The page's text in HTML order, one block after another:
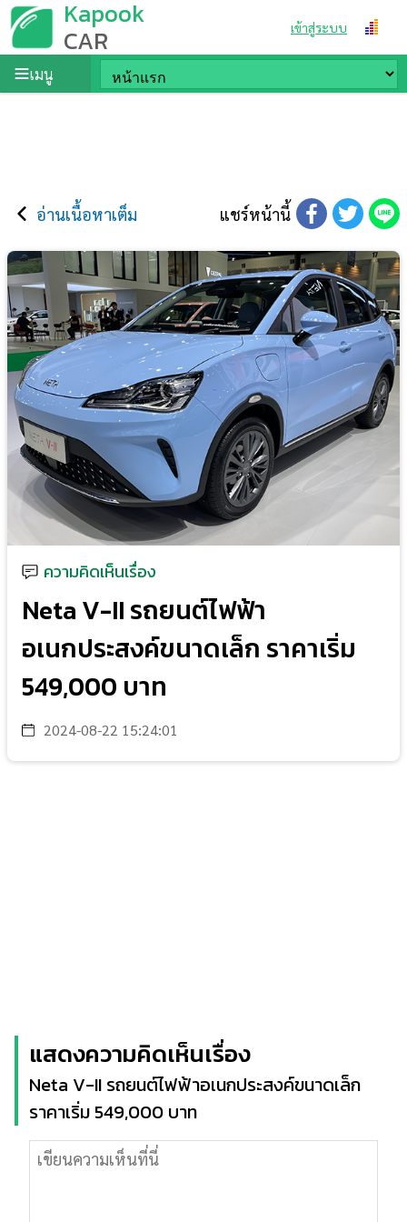
Kapook
CAR เข้าสู่ระบบ
เมนู
อ่านเนื้อหาเต็ม แชร์หน้านี้
ความคิดเห็นเรื่อง
Neta V-II รถยนต์ไฟฟ้า
อเนกประสงค์ขนาดเล็ก ราคาเริ่ม
549,000 บาท
2024-08-22 15:24:01
แสดงความคิดเห็นเรื่อง
Neta V-II รถยนต์ไฟฟ้าอเนกประสงค์ขนาดเล็ก
ราคาเริ่ม 549,000 บาท